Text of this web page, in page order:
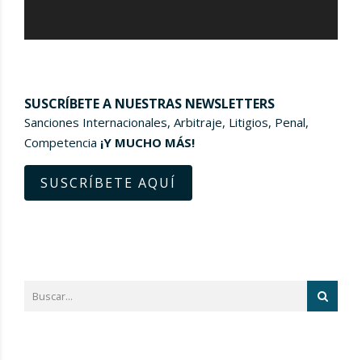
SUSCRÍBETE A NUESTRAS NEWSLETTERS
Sanciones Internacionales, Arbitraje, Litigios, Penal,
Competencia ¡Y MUCHO MÁS!
SUSCRÍBETE AQUÍ